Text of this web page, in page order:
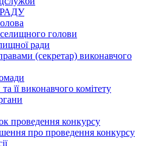
голови
ради
(секретар) виконавчого
її виконавчого комітету
проведення конкурсу
про проведення конкурсу